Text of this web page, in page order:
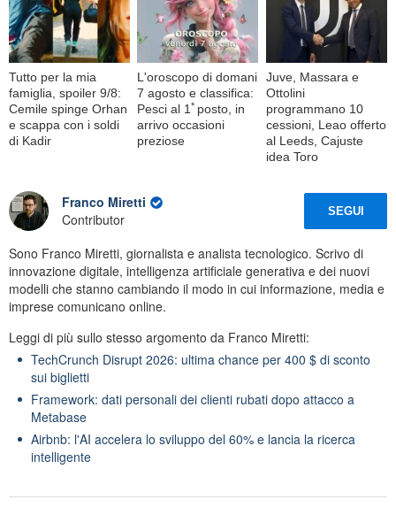
Tutto per la mia
famiglia, spoiler 9/8:
Cemile spinge Orhan
e scappa con i soldi
di Kadir
L'oroscopo di domani
7 agosto e classifica:
Pesci al 1ﾟposto, in
arrivo occasioni
preziose
Juve, Massara e
Ottolini
programmano 10
cessioni, Leao offerto
al Leeds, Cajuste
idea Toro
Franco Miretti
Contributor
SEGUI
Sono Franco Miretti, giornalista e analista tecnologico. Scrivo di
innovazione digitale, intelligenza artificiale generativa e dei nuovi
modelli che stanno cambiando il modo in cui informazione, media e
imprese comunicano online.
Leggi di più sullo stesso argomento da Franco Miretti:
TechCrunch Disrupt 2026: ultima chance per 400 $ di sconto
sui biglietti
Framework: dati personali dei clienti rubati dopo attacco a
Metabase
Airbnb: l'AI accelera lo sviluppo del 60% e lancia la ricerca
intelligente